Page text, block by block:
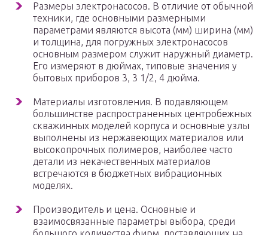
Размеры электронасосов. В отличие от обычной
техники, где основными размерными
параметрами являются высота (мм) ширина (мм)
и толщина, для погружных электронасосов
основным размером служит наружный диаметр.
Его измеряют в дюймах, типовые значения у
бытовых приборов 3, 3 1/2, 4 дюйма.
Материалы изготовления. В подавляющем
большинстве распространенных центробежных
скважинных моделей корпуса и основные узлы
выполнены из нержавеющих материалов или
высокопрочных полимеров, наиболее часто
детали из некачественных материалов
встречаются в бюджетных вибрационных
моделях.
Производитель и цена. Основные и
взаимосвязанные параметры выбора, среди